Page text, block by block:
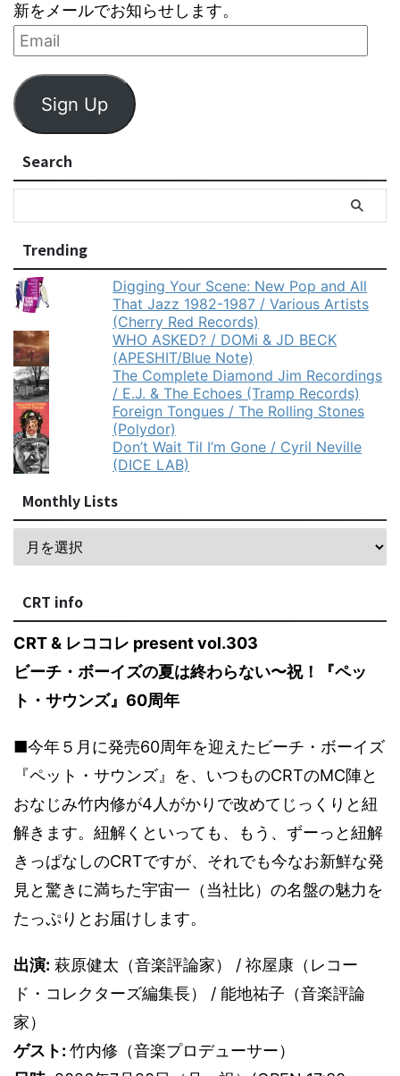
新をメールでお知らせします。
Sign Up
Search
Trending
Digging Your Scene: New Pop and All
That Jazz 1982-1987 / Various Artists
(Cherry Red Records)
WHO ASKED? / DOMi & JD BECK
(APESHIT/Blue Note)
The Complete Diamond Jim Recordings
/ E.J. & The Echoes (Tramp Records)
Foreign Tongues / The Rolling Stones
(Polydor)
Don’t Wait Til I’m Gone / Cyril Neville
(DICE LAB)
Monthly Lists
CRT info
CRT & レココレ present vol.303
ビーチ・ボーイズの夏は終わらない〜祝！『ペッ
ト・サウンズ』60周年
■今年５月に発売60周年を迎えたビーチ・ボーイズ
『ペット・サウンズ』を、いつものCRTのMC陣と
おなじみ竹内修が4人がかりで改めてじっくりと紐
解きます。紐解くといっても、もう、ずーっと紐解
きっぱなしのCRTですが、それでも今なお新鮮な発
見と驚きに満ちた宇宙一（当社比）の名盤の魅力を
たっぷりとお届けします。
出演: 萩原健太（音楽評論家） / 祢屋康（レコー
ド・コレクターズ編集長） / 能地祐子（音楽評論
家）
ゲスト: 竹内修（音楽プロデューサー）